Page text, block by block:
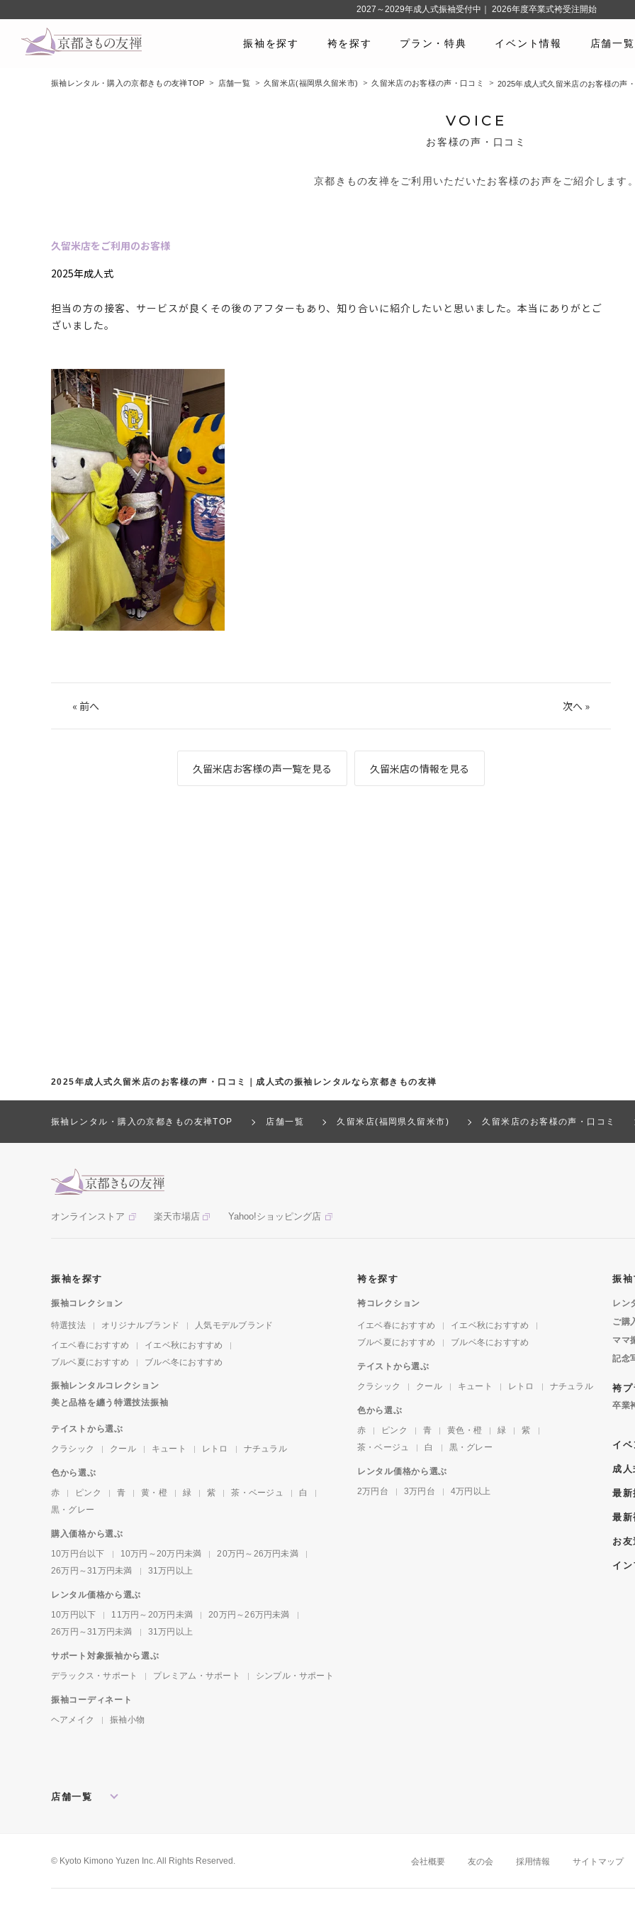
振袖を探す 袴を探す プラン・特典 イベント情報 店舗一覧
振袖レンタル・購入の京都きもの友禅TOP 店舗一覧 久留米店(福岡県久留米市) 久留米店のお客様の声・口コミ 2025年成人式久留米店のお客様の声
VOICE
お客様の声・口コミ
京都きもの友禅をご利用いただいたお客様のお声をご紹介します
久留米店をご利用のお客様
2025年成人式
担当の方の接客、サービスが良くその後のアフターもあり、知り合いに紹介したいと思いました。本当にありがとご
ざいました。
« 前へ 次へ »
久留米店お客様の声一覧を見る 久留米店の情報を見る
2025年成人式久留米店のお客様の声・口コミ｜成人式の振袖レンタルなら京都きもの友禅
振袖レンタル・購入の京都きもの友禅TOP 店舗一覧 久留米店(福岡県久留米市) 久留米店のお客様の声・口コミ
オンラインストア 楽天市場店 Yahoo!ショッピング店
振袖を探す
振袖コレクション
特選技法 オリジナルブランド
人気モデルブランド
イエベ春におすすめ
イエベ秋におすすめ
ブルベ夏におすすめ
ブルベ冬におすすめ
振袖レンタルコレクション
美と品格を纏う特選技法振袖
テイストから選ぶ
クラシック
クール キュート レトロ ナチュラル
色から選ぶ
赤
ピンク 青 黄・橙 緑 紫 茶・ベージュ
白
黒・グレー
購入価格から選ぶ
10万円台以下
10万円～20万円未満
20万円～26万円未満
26万円～31万円未満
31万円以上
レンタル価格から選ぶ
10万円以下
11万円～20万円未満
20万円～26万円未満
26万円～31万円未満
31万円以上
サポート対象振袖から選ぶ
デラックス・サポート
プレミアム・サポート シンプル・サポート
振袖コーディネート
ヘアメイク
振袖小物
袴を探す
袴コレクション
イエベ春におすすめ
イエベ秋におすすめ
ブルベ夏におすすめ
ブルベ冬におすすめ
テイストから選ぶ
クラシック
クール キュート レトロ ナチュラル
色から選ぶ
赤
ピンク 青 黄色・橙 緑
紫
茶・ベージュ
白 黒・グレー
レンタル価格から選ぶ
2万円台
3万円台 4万円以上
振袖
レン
ご購
ママ
記念
袴プ
卒業
イ
成
最
最
お
イ
店舗一覧
松戸店
東京本館 新宿店
八王子店
近畿
大阪難波店
京
岡山店
広島店
© Kyoto Kimono Yuzen Inc. All Rights Reserved. 会社概要 友の会 採用情報 サイトマップ
2027～2029年成人式振袖受付中｜ 2026年度卒業式袴受注開始